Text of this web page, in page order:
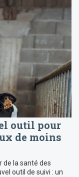
outil pour
de moins
de la santé des
outil de suivi : un